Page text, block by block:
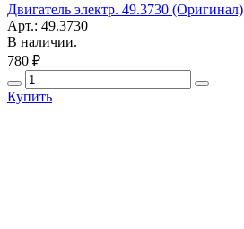
Двигатель электр. 49.3730 (Оригинал)
Арт.: 49.3730
В наличии.
780 ₽
Купить